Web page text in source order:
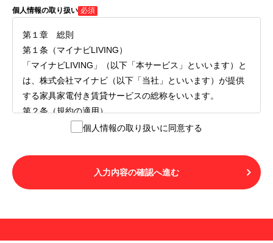
個人情報の取り扱い 必須
第１章 総則
第１条（マイナビLIVING）
「マイナビLIVING」（以下「本サービス」といいます）と
は、株式会社マイナビ（以下「当社」といいます）が提供
する家具家電付き賃貸サービスの総称をいいます。
第２条（規約の適用）
１.本サービスを利用する者（以下「利用者」といいます）
LIVINGご契約にあたり取得する個人情報の取り扱いについ
て」の内容をすべて承諾したものとみなされます。不承諾
の意思表示は、本サービスを利用しないことをもってのみ
用することはできません。
個人情報の取り扱いに同意する
入力内容の確認へ進む